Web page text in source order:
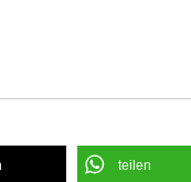
teilen